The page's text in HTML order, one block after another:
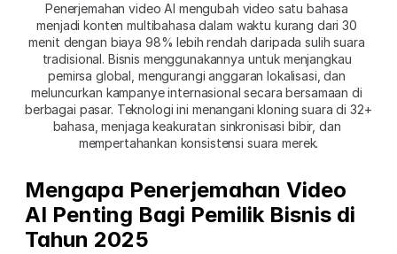
Penerjemahan video AI mengubah video satu bahasa
menjadi konten multibahasa dalam waktu kurang dari 30
menit dengan biaya 98% lebih rendah daripada sulih suara
tradisional. Bisnis menggunakannya untuk menjangkau
pemirsa global, mengurangi anggaran lokalisasi, dan
meluncurkan kampanye internasional secara bersamaan di
berbagai pasar. Teknologi ini menangani kloning suara di 32+
bahasa, menjaga keakuratan sinkronisasi bibir, dan
mempertahankan konsistensi suara merek.
Mengapa Penerjemahan Video
AI Penting Bagi Pemilik Bisnis di
Tahun 2025